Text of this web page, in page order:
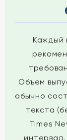
Каждый
Объем
обычно
текста
Times